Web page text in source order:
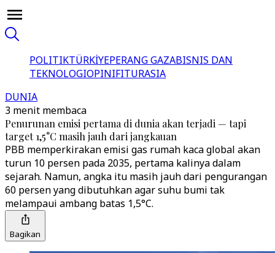
POLITIKTÜRKİYEPERANG GAZABISNIS DAN
TEKNOLOGIOPINIFITURASIA
DUNIA
3 menit membaca
Penurunan emisi pertama di dunia akan terjadi — tapi
target 1,5°C masih jauh dari jangkauan
PBB memperkirakan emisi gas rumah kaca global akan
turun 10 persen pada 2035, pertama kalinya dalam
sejarah. Namun, angka itu masih jauh dari pengurangan
60 persen yang dibutuhkan agar suhu bumi tak
melampaui ambang batas 1,5°C.
Bagikan